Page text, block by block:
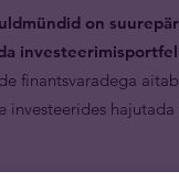
on
finantsvaradega
investeerides hajutada